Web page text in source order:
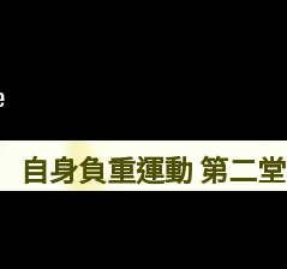
自身負重運動 第二堂